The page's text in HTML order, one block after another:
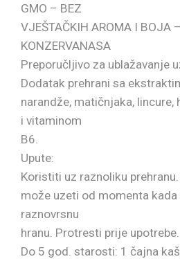
GMO – BEZ
VJEŠTAČKIH AROMA I BOJA
KONZERVANASA
Preporučljivo za ublažavanje
Dodatak prehrani sa
narandže, matičnjaka,
i vitaminom
B6.
Upute:
Koristiti uz raznoliku
može uzeti od momenta
raznovrsnu
hranu. Protresti prije upotrebe.
Do 5 god. starosti: 1 čajna